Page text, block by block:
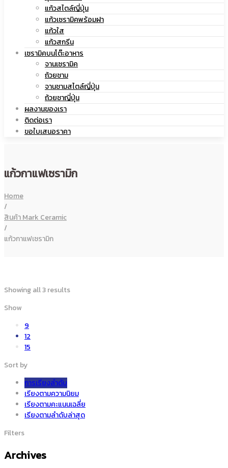
เซรามิค
จานเซรามิค
ถ้วยชาม
จานชามสไตล์ญี่ปุ่น
ถ้วยชาญี่ปุ่น
ผลงานของเรา
ติดต่อเรา
ขอใบเสนอราคา
แก้วกาแฟเซรามิก
/
Showing all 3 results
15
Sort by
การเรียงลำดับ
เรียงตามความนิยม
เรียงตามคะแนนเฉลี่ย
Archives
มิถุนายน 2026
ตุลาคม 2025